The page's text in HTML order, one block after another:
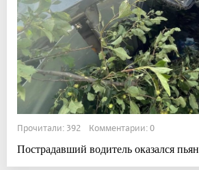
Прочитали: 392 Комментарии: 0
Пострадавший водитель оказался пьян